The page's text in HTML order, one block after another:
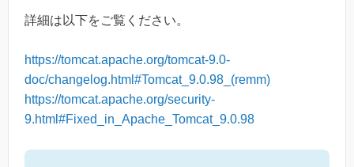
詳細は以下をご覧ください。
https://tomcat.apache.org/tomcat-9.0-
doc/changelog.html#Tomcat_9.0.98_(remm)
https://tomcat.apache.org/security-
9.html#Fixed_in_Apache_Tomcat_9.0.98